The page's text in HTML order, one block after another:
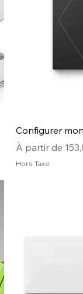
Configurer
À partir de
Prix
Hors Taxe